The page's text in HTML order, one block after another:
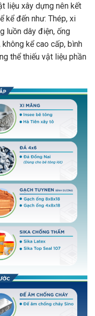
liệu xây dựng nên kết
kể đến như: Thép, xi
luồn dây điện, ống
kể cao cấp, bình
thể thiếu vật liệu phần